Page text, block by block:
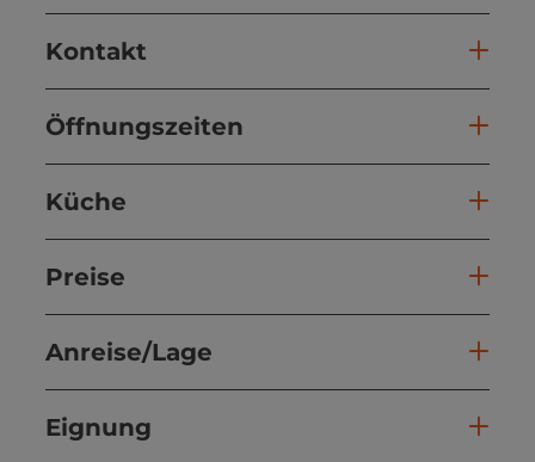
Kontakt
Öffnungszeiten
Küche
Preise
Anreise/Lage
Eignung